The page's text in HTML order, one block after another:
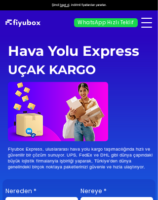
Şimdi kayıt ol, indirimli fiyatlardan yararlan.
WhatsApp Hızlı Teklif
Hava Yolu Express
UÇAK KARGO
Fiyubox Express, uluslararası hava yolu kargo taşımacılığında hızlı ve
güvenilir bir çözüm sunuyor. UPS, FedEx ve DHL gibi dünya çapındaki
büyük lojistik firmalarıyla işbirliği yaparak, Türkiye’den dünya
genelindeki birçok noktaya paketlerinizi güvenle ve hızla ulaştırıyor.
Nereden Nereye